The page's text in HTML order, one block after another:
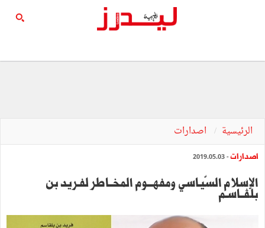
الرئيسية اصدارات
اصدارات- 2019.05.03
الإسلام السّيـاسي ومفهـــوم المخــاطر لفـريد بن
بلڤــاسـم